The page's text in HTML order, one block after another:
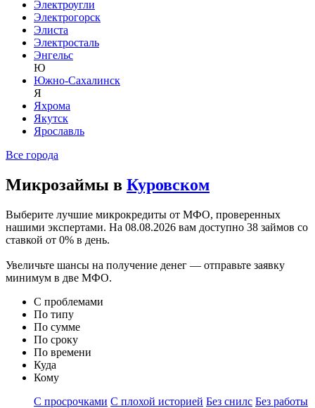
Электроугли
Электрогорск
Элиста
Электросталь
Энгельс
Ю
Южно-Сахалинск
Я
Яхрома
Якутск
Ярославль
Все города
Микрозаймы в Куровском
Выберите лучшие микрокредиты от МФО, проверенных
нашими экспертами. На 08.08.2026 вам доступно 38 займов со
ставкой от 0% в день.
Увеличьте шансы на получение денег — отправьте заявку
минимум в две МФО.
С проблемами
По типу
По сумме
По сроку
По времени
Куда
Кому
С просрочками С плохой историей Без снилс Без работы